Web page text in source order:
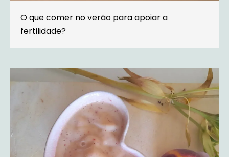
O que comer no verão para apoiar a
fertilidade?